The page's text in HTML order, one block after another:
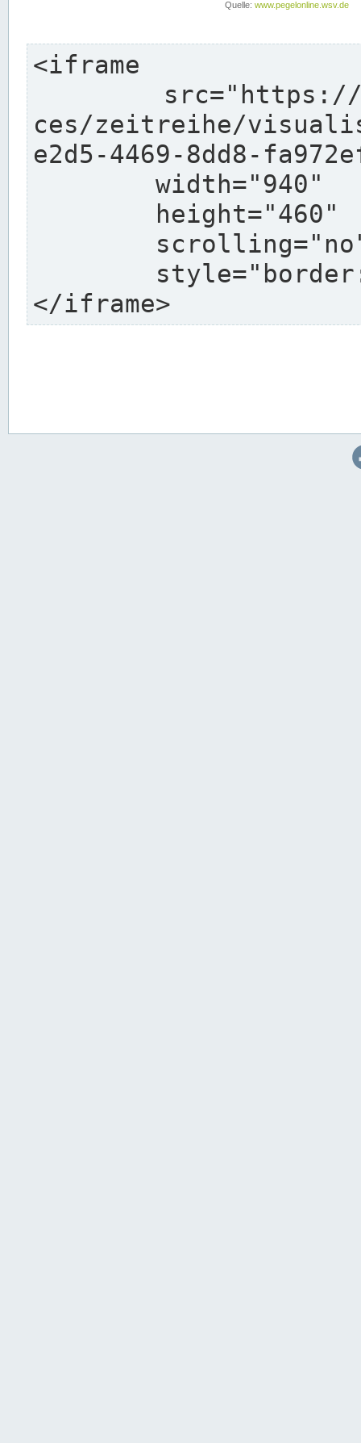
<iframe
ces/zeitreihe/
e2d5-4469-8dd8-
</iframe>